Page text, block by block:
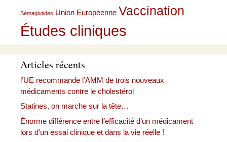
Sémaglutides Union Européenne Vaccination
Études cliniques
Articles récents
l’UE recommande l’AMM de trois nouveaux
médicaments contre le cholestérol
Statines, on marche sur la tête…
Énorme différence entre l’efficacité d’un médicament
lors d’un essai clinique et dans la vie réelle !